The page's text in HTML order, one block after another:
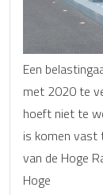
Een
met 2020 te
hoeft niet te
is komen
van de Hoge
Hoge